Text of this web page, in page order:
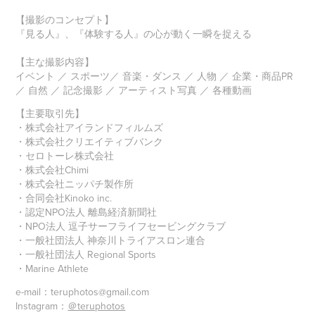
【撮影のコンセプト】
『見る人』、『体験する人』の心が動く一瞬を捉える
【主な撮影内容】
イベント ／ スポーツ／ 音楽・ダンス ／ 人物 ／ 企業・商品PR
／ 自然 ／ 記念撮影 ／ アーティスト写真 ／ 各種動画
【主要取引先】
・株式会社アイランドフィルムズ
・株式会社クリエイティブバンク
・セロトーレ株式会社
・株式会社Chimi
・株式会社ニッパチ製作所
・合同会社Kinoko inc.
・認定NPO法人 離島経済新聞社
・NPO法人 逗子サーフライフセービングクラブ
・一般社団法人 神奈川トライアスロン連合
・一般社団法人 Regional Sports
・Marine Athlete
e-mail：teruphotos@gmail.com
Instagram： ＠teruphotos